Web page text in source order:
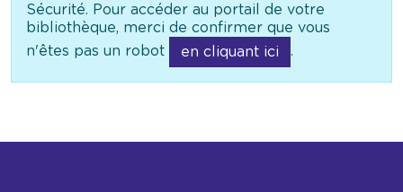
Sécurité. Pour accéder au portail de votre
bibliothèque, merci de confirmer que vous
n'êtes pas un robot
en cliquant ici .